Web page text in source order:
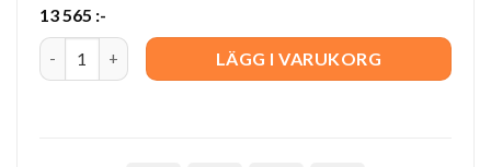
13 565 :-
Dresser 02 quantity LÄGG I VARUKORG